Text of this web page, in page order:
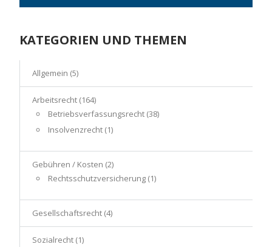
KATEGORIEN UND THEMEN
Allgemein (5)
Arbeitsrecht (164)
Betriebsverfassungsrecht (38)
Insolvenzrecht (1)
Gebühren / Kosten (2)
Rechtsschutzversicherung (1)
Gesellschaftsrecht (4)
Sozialrecht (1)